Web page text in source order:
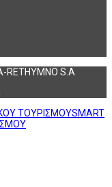
RETHYMNO S.A
SMART